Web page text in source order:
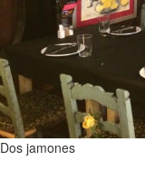
Dos jamones